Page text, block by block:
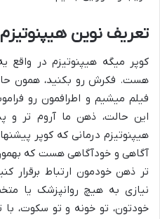
تعریف نوین هیپنوتیزم
کوپر میگه هیپنوتیزم در
هست. فکرش رو بکنید، همون
فیلم میشیم و اطرافمون رو
این حالت، ذهن ما آروم تر و
هیپنوتیزم درمانی که کوپر
آگاهی و خودآگاهی هست که
تر ذهن خودمون ارتباط برقرار
نیازی به هیچ روانپزشک یا
خودتون، تو خونه و تو سکوت،